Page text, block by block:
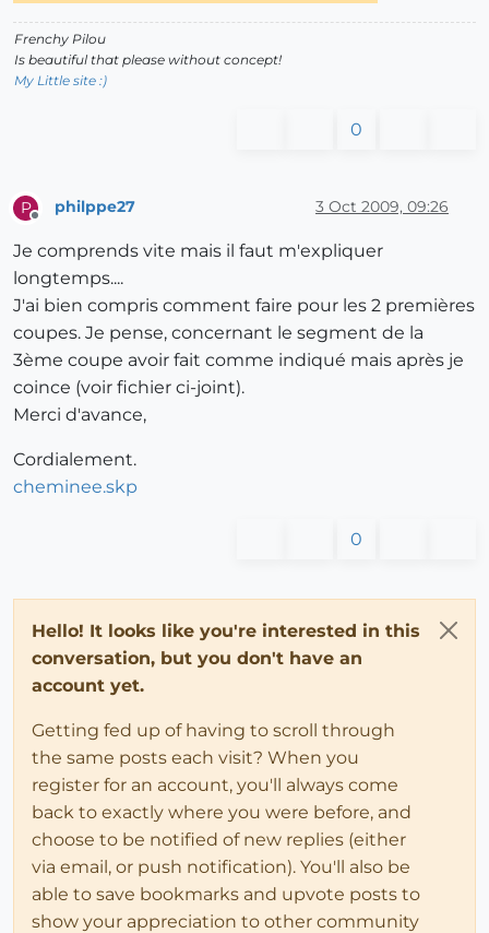
Frenchy Pilou
Is beautiful that please without concept!
My Little site :)
0
P
Offline
philppe27 3 Oct 2009, 09:26
Je comprends vite mais il faut m'expliquer
longtemps....
J'ai bien compris comment faire pour les 2 premières
coupes. Je pense, concernant le segment de la
3ème coupe avoir fait comme indiqué mais après je
coince (voir fichier ci-joint).
Merci d'avance,
Cordialement.
cheminee.skp
0
Hello! It looks like you're interested in this
conversation, but you don't have an
account yet.
Getting fed up of having to scroll through
the same posts each visit? When you
register for an account, you'll always come
back to exactly where you were before, and
choose to be notified of new replies (either
via email, or push notification). You'll also be
able to save bookmarks and upvote posts to
show your appreciation to other community